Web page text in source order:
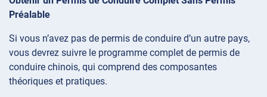
Préalable
Si vous n’avez pas de permis de conduire d’un autre pays,
vous devrez suivre le programme complet de permis de
conduire chinois, qui comprend des composantes
théoriques et pratiques.